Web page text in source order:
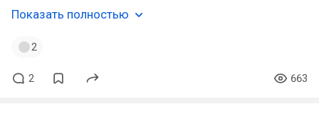
Показать полностью
2
2 663